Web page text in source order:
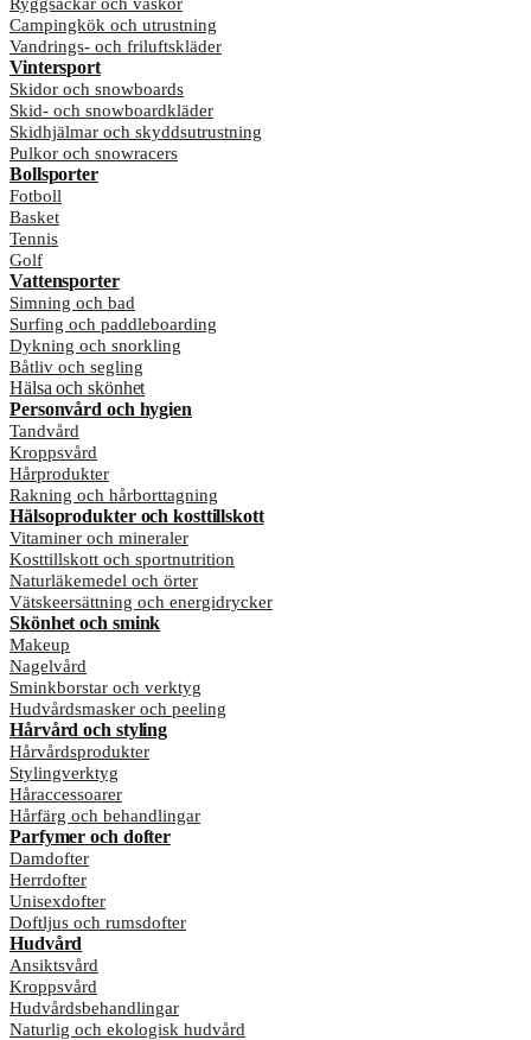
Campingkök och utrustning
Vandrings- och friluftskläder
Vintersport
Skidor och snowboards
Skid- och snowboardkläder
Skidhjälmar och skyddsutrustning
Pulkor och snowracers
Bollsporter
Fotboll
Basket
Tennis
Golf
Vattensporter
Simning och bad
Surfing och paddleboarding
Dykning och snorkling
Båtliv och segling
Hälsa och skönhet
Personvård och hygien
Tandvård
Kroppsvård
Hårprodukter
Rakning och hårborttagning
Hälsoprodukter och kosttillskott
Vitaminer och mineraler
Kosttillskott och sportnutrition
Naturläkemedel och örter
Vätskeersättning och energidrycker
Skönhet och smink
Makeup
Nagelvård
Sminkborstar och verktyg
Hudvårdsmasker och peeling
Hårvård och styling
Hårvårdsprodukter
Stylingverktyg
Håraccessoarer
Hårfärg och behandlingar
Parfymer och dofter
Damdofter
Herrdofter
Unisexdofter
Doftljus och rumsdofter
Hudvård
Ansiktsvård
Kroppsvård
Hudvårdsbehandlingar
Naturlig och ekologisk hudvård